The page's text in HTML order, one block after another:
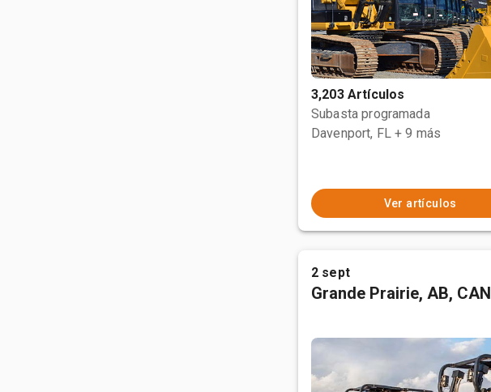
3,203 Artículos
Subasta programada
Davenport, FL + 9 más
Ver artículos
2 sept
Grande Prairie, AB, CAN